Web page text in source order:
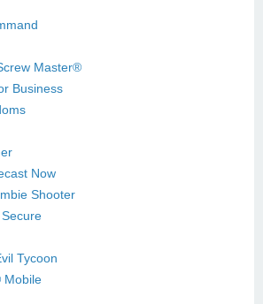
Master®
Business
Now
Shooter
Tycoon
Mobile